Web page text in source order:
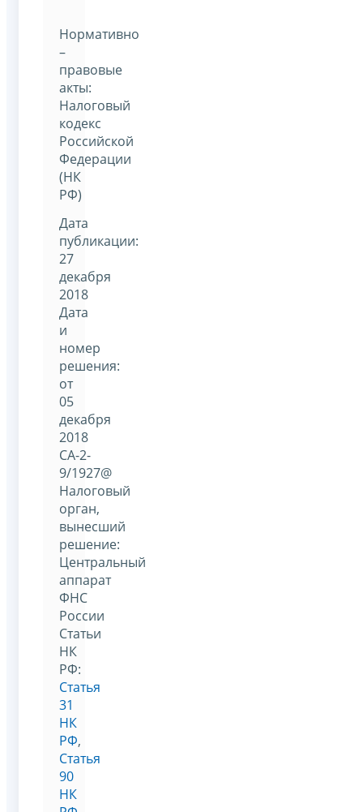
Нормативно
–
правовые
акты:
Налоговый
кодекс
Российской
Федерации
(НК
РФ)
Дата
публикации:
27
декабря
2018
Дата
и
номер
решения:
от
05
декабря
2018
СА-2-
9/1927@
Налоговый
орган,
вынесший
решение:
Центральный
аппарат
ФНС
России
Статьи
НК
РФ:
Статья
31
НК
РФ,
Статья
90
НК